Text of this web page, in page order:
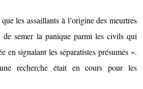
les assaillants à l’origine des meurtres
de semer la panique parmi les civils qui
en signalant les séparatistes présumés ».
recherche était en cours pour les